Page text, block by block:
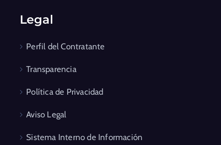
Legal
Perfil del Contratante
Transparencia
Política de Privacidad
Aviso Legal
Sistema Interno de Información